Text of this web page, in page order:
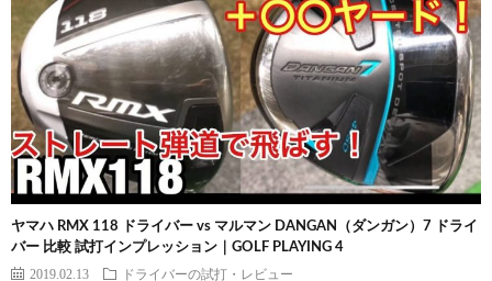
ヤマハ RMX 118 ドライバー vs マルマン DANGAN（ダンガン）7 ドライ
バー 比較 試打インプレッション｜GOLF PLAYING 4
2019.02.13 ドライバーの試打・レビュー